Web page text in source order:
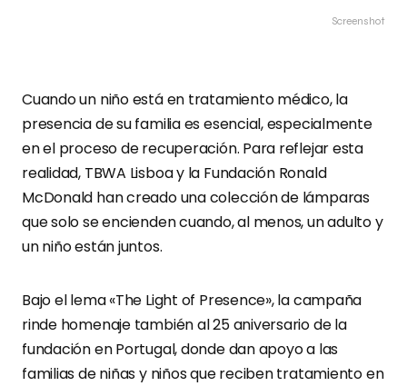
Screenshot
Cuando un niño está en tratamiento médico, la
presencia de su familia es esencial, especialmente
en el proceso de recuperación. Para reflejar esta
realidad, TBWA Lisboa y la Fundación Ronald
McDonald han creado una colección de lámparas
que solo se encienden cuando, al menos, un adulto y
un niño están juntos.
Bajo el lema «The Light of Presence», la campaña
rinde homenaje también al 25 aniversario de la
fundación en Portugal, donde dan apoyo a las
familias de niñas y niños que reciben tratamiento en